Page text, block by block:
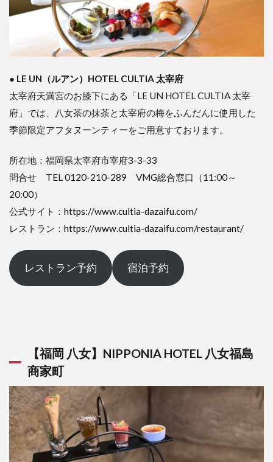
● LE UN（ルアン）HOTEL CULTIA 太宰府
太宰府天満宮のお膝下にある「LE UN HOTEL CULTIA 太宰
府」では、八女茶の抹茶と太宰府の梅をふんだんに使用した
季節限定アフタヌーンティーをご用意すております。
所在地：福岡県太宰府市宰府3-3-33
問合せ TEL 0120-210-289 VMG総合窓口（11:00～
20:00）
公式サイト： https://www.cultia-dazaifu.com/
レストラン： https://www.cultia-dazaifu.com/restaurant/
レストラン予約 宿泊予約
【福岡 八女】NIPPONIA HOTEL 八女福島
商家町